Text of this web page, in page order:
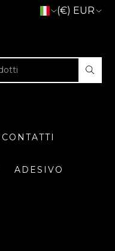
(€) EUR
CONTATTI
ADESIVO